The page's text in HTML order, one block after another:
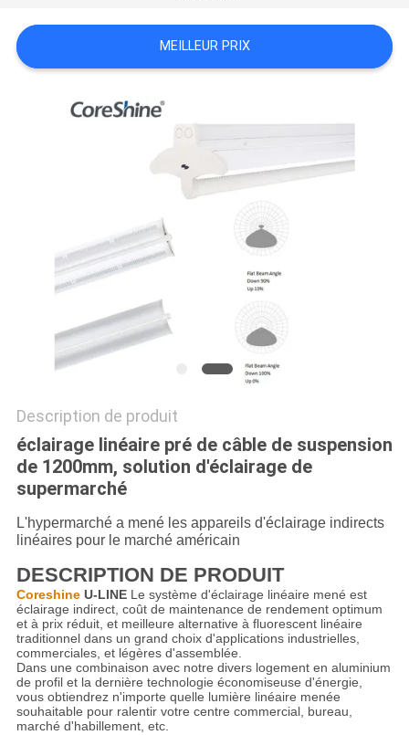
PLAN
DU
MEILLEUR PRIX
Description de produit
éclairage linéaire pré de câble de suspension
de 1200mm, solution d'éclairage de
supermarché
L'hypermarché a mené les appareils d'éclairage indirects
linéaires pour le marché américain
DESCRIPTION DE PRODUIT
Coreshine U-LINE Le système d'éclairage linéaire mené est
éclairage indirect, coût de maintenance de rendement optimum
et à prix réduit, et meilleure alternative à fluorescent linéaire
traditionnel dans un grand choix d'applications industrielles,
commerciales, et légères d'assemblée.
Dans une combinaison avec notre divers logement en aluminium
de profil et la dernière technologie économiseuse d'énergie,
vous obtiendrez n'importe quelle lumière linéaire menée
souhaitable pour ralentir votre centre commercial, bureau,
marché d'habillement, etc.